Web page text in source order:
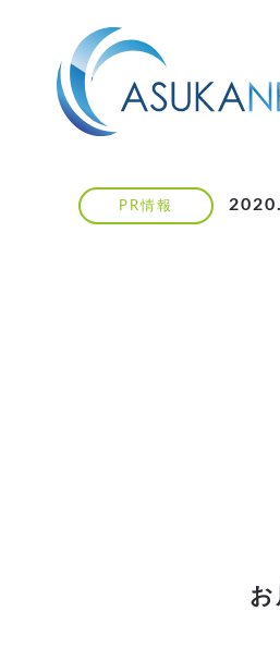
PR情報